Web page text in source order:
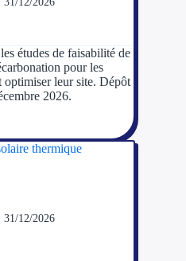
Aides Urssaf
Prêt
études de faisabilité de
pour les
optimiser leur site. Dépôt
2026.
thermique
31/12/2026